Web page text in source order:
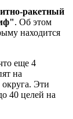
ракетный
. Об этом
находится
еще 4
на
Эти
40 целей на